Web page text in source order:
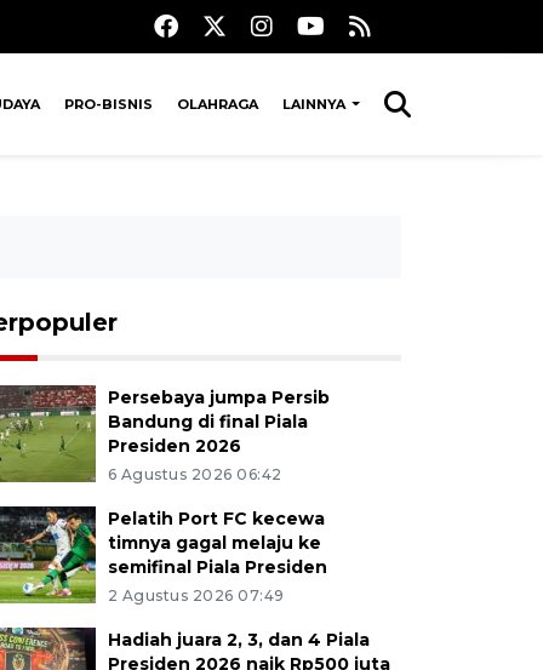
PRO-BISNIS OLAHRAGA LAINNYA
Persebaya jumpa Persib
Bandung di final Piala
Presiden 2026
6 Agustus 2026 06:42
Pelatih Port FC kecewa
timnya gagal melaju ke
semifinal Piala Presiden
2 Agustus 2026 07:49
Hadiah juara 2, 3, dan 4 Piala
Presiden 2026 naik Rp500 juta